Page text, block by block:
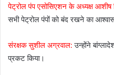
पेट्रोल पंप एसोसिएशन के अध्यक्ष आशीष
सभी पेट्रोल पंपों को बंद रखने का
संरक्षक सुशील अग्रवाल: उन्होंने
प्रकट किया।